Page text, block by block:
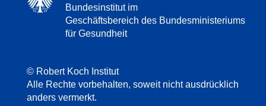
Bundesinstitut im
Geschäftsbereich des Bundesministeriums
für Gesundheit
© Robert Koch Institut
Alle Rechte vorbehalten, soweit nicht ausdrücklich
anders vermerkt.